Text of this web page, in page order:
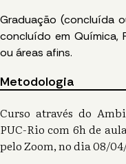
Graduação (concluída
concluído em Química,
ou áreas afins.
Metodologia
Curso através do
PUC-Rio com 6h de
pelo Zoom, no dia 08/